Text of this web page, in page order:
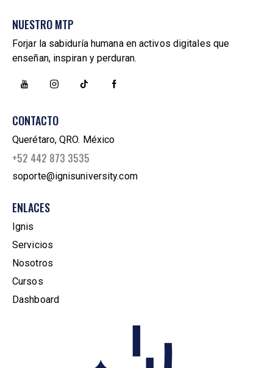
NUESTRO MTP
Forjar la sabiduría humana en activos digitales que
enseñan, inspiran y perduran.
CONTACTO
Querétaro, QRO. México
+52 442 873 3535
soporte@ignisuniversity.com
ENLACES
Ignis
Servicios
Nosotros
Cursos
Dashboard